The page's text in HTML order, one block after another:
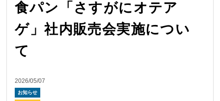
食パン「さすがにオテア
ゲ」社内販売会実施につい
て
2026/05/07
お知らせ